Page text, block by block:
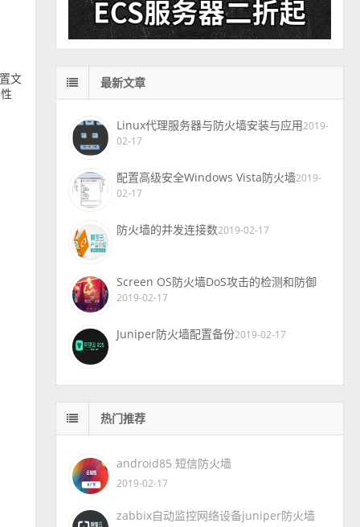
文
最新文章
Linux代理服务器与防火墙安装与应用2019-
02-17
配置高级安全Windows Vista防火墙2019-
02-17
防火墙的并发连接数2019-02-17
Screen OS防火墙DoS攻击的检测和防御
2019-02-17
Juniper防火墙配置备份2019-02-17
热门推荐
android85 短信防火墙
2019-02-17
zabbix自动监控网络设备juniper防火墙